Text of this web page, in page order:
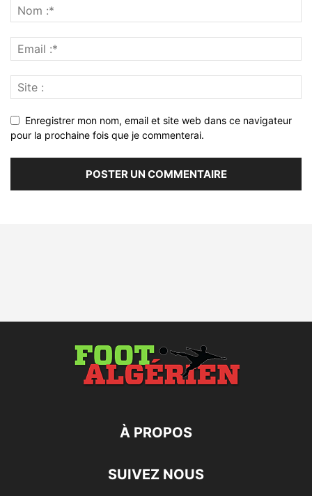
Enregistrer mon nom, email et site web dans ce navigateur
pour la prochaine fois que je commenterai.
À PROPOS
SUIVEZ NOUS